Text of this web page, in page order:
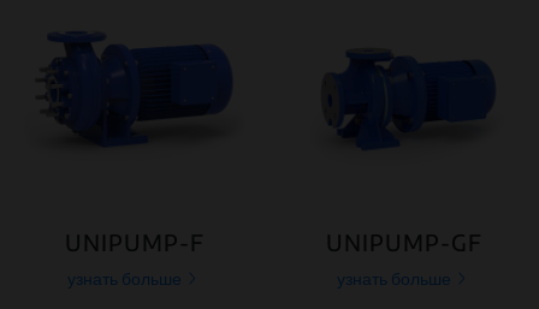
UNIPUMP-F
узнать больше
UNIPUMP-GF
узнать больше